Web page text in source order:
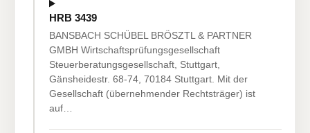
HRB 3439
BANSBACH SCHÜBEL BRÖSZTL & PARTNER
GMBH Wirtschaftsprüfungsgesellschaft
Steuerberatungsgesellschaft, Stuttgart,
Gänsheidestr. 68-74, 70184 Stuttgart. Mit der
Gesellschaft (übernehmender Rechtsträger) ist
auf…